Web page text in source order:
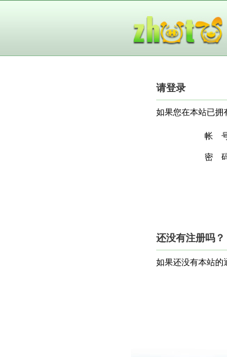
请登录
如果您在本站已拥
帐
密
还没有注册吗？
如果还没有本站的